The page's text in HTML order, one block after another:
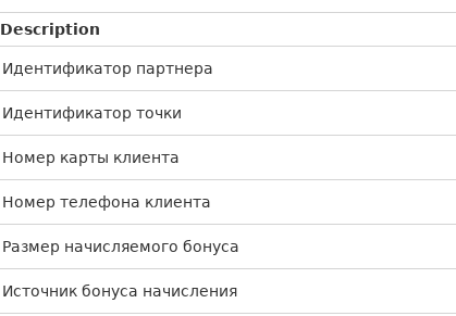
Description
Идентификатор партнера
Идентификатор точки
Номер карты клиента
Номер телефона клиента
Размер начисляемого бонуса
Источник бонуса начисления